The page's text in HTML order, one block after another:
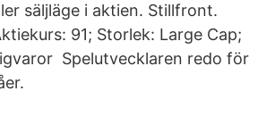
säljläge i aktien. Stillfront.
91; Storlek: Large Cap;
Spelutvecklaren redo för